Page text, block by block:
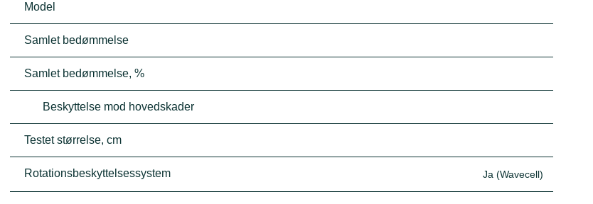
Model
Samlet bedømmelse
Samlet bedømmelse, %
Beskyttelse mod hovedskader
Testet størrelse, cm
Rotationsbeskyttelsessystem Ja (Wavecell)